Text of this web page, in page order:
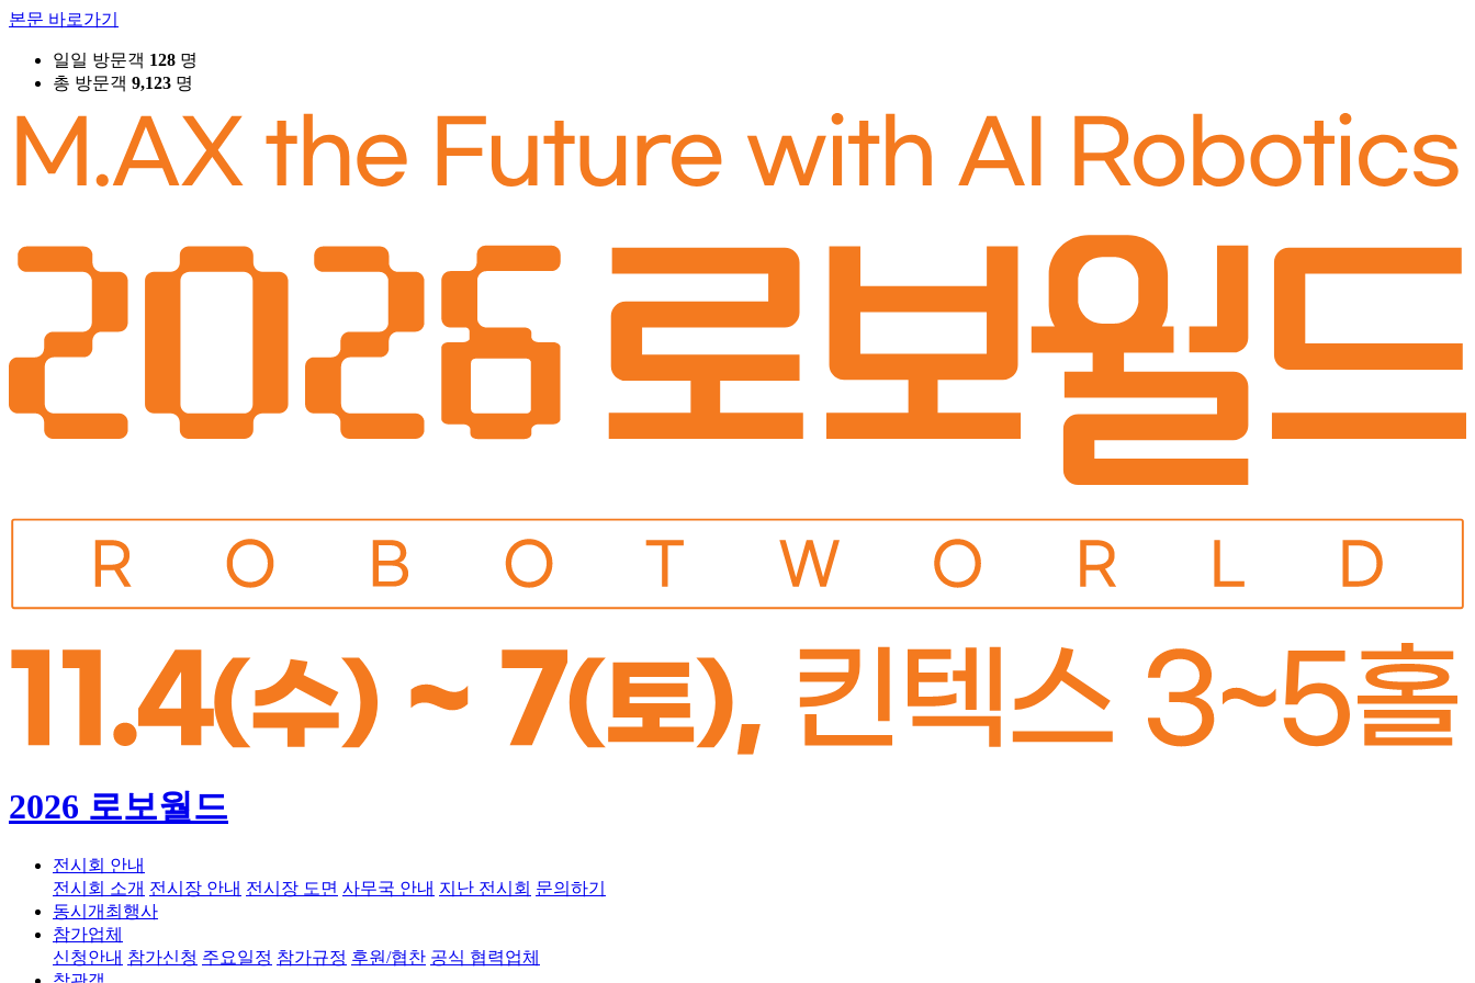
본문 바로가기
일일 방문객 128 명
총 방문객 9,123 명
2026 로보월드
전시회 안내
전시회 소개 전시장 안내 전시장 도면 사무국 안내 지난 전시회 문의하기
동시개최행사
참가업체
신청안내 참가신청 주요일정 참가규정 후원/협찬 공식 협력업체